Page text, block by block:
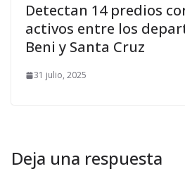
Detectan 14 predios
activos entre los
Beni y Santa Cruz
31 julio, 2025
Deja una respuesta